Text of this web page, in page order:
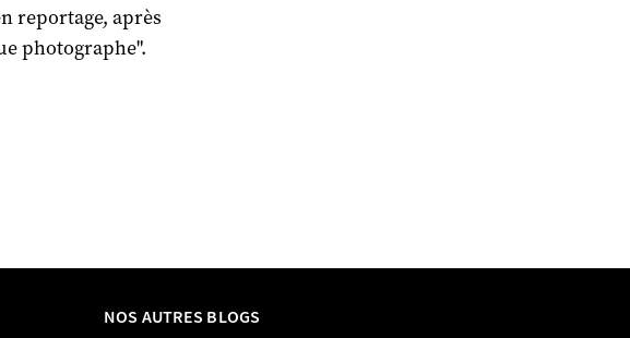
reportage, après
photographe".
NOS AUTRES BLOGS